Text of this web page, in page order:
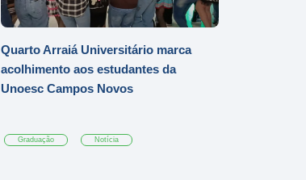
Quarto Arraiá Universitário marca
acolhimento aos estudantes da
Unoesc Campos Novos
Graduação Notícia